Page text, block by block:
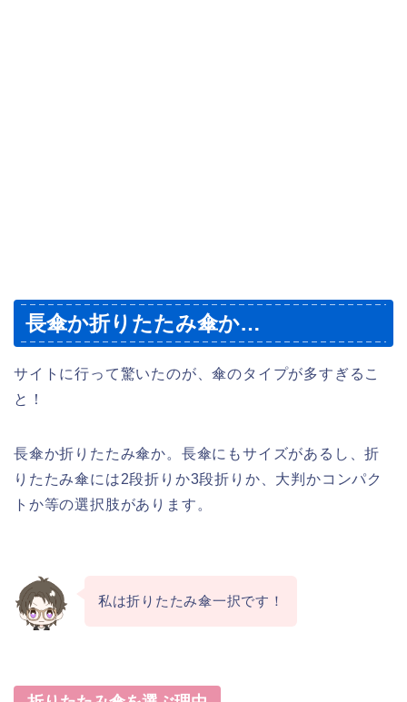
長傘か折りたたみ傘か…
サイトに行って驚いたのが、傘のタイプが多すぎるこ
と！
長傘か折りたたみ傘か。長傘にもサイズがあるし、折
りたたみ傘には2段折りか3段折りか、大判かコンパク
トか等の選択肢があります。
私は折りたたみ傘一択です！